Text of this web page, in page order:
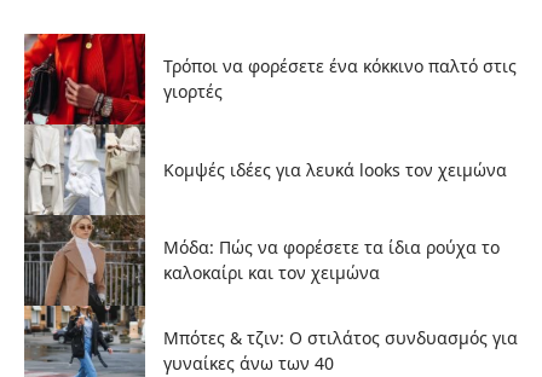
Τρόποι να φορέσετε ένα κόκκινο παλτό στις
γιορτές
Κομψές ιδέες για λευκά looks τον χειμώνα
Μόδα: Πώς να φορέσετε τα ίδια ρούχα το
καλοκαίρι και τον χειμώνα
Μπότες & τζιν: Ο στιλάτος συνδυασμός για
γυναίκες άνω των 40